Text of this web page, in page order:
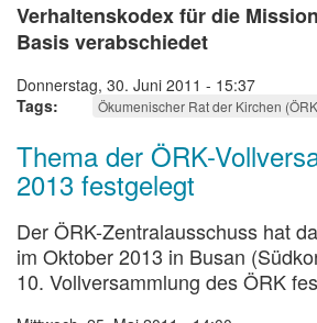
Verhaltenskodex für die
Basis verabschiedet
Donnerstag, 30. Juni 2011 - 15:37
Tags
Ökumenischer Rat der Kirchen
Thema der ÖRK-
2013 festgelegt
Der ÖRK-Zentralausschuss hat
im Oktober 2013 in Busan
10. Vollversammlung des ÖRK